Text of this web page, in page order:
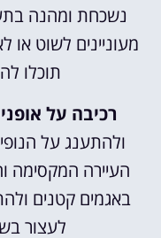
נשכחת ומהנה
מעוניינים לשוט או
תוכלו
רכיבה על
ולהתענג על
העיירה המקסימה
באגמים קטנים
לעצור